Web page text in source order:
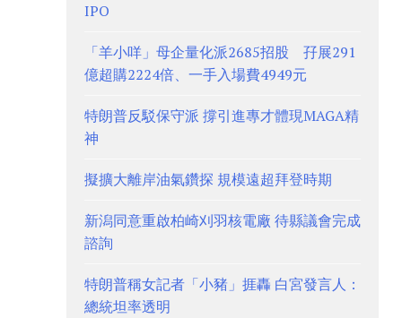
IPO
「羊小咩」母企量化派2685招股 孖展291
億超購2224倍、一手入場費4949元
特朗普反駁保守派 撐引進專才體現MAGA精
神
擬擴大離岸油氣鑽探 規模遠超拜登時期
新潟同意重啟柏崎刈羽核電廠 待縣議會完成
諮詢
特朗普稱女記者「小豬」捱轟 白宮發言人：
總統坦率透明